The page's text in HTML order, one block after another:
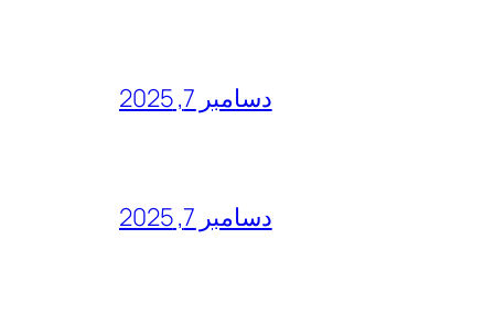
دسامبر 7, 2025
دسامبر 7, 2025